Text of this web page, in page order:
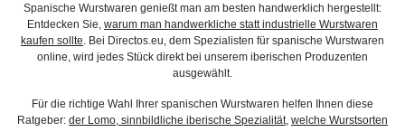
Spanische Wurstwaren genießt man am besten handwerklich hergestellt:
Entdecken Sie, warum man handwerkliche statt industrielle Wurstwaren
kaufen sollte . Bei Directos.eu, dem Spezialisten für spanische Wurstwaren
online, wird jedes Stück direkt bei unserem iberischen Produzenten
ausgewählt.
Für die richtige Wahl Ihrer spanischen Wurstwaren helfen Ihnen diese
Ratgeber: der Lomo, sinnbildliche iberische Spezialität, welche Wurstsorten